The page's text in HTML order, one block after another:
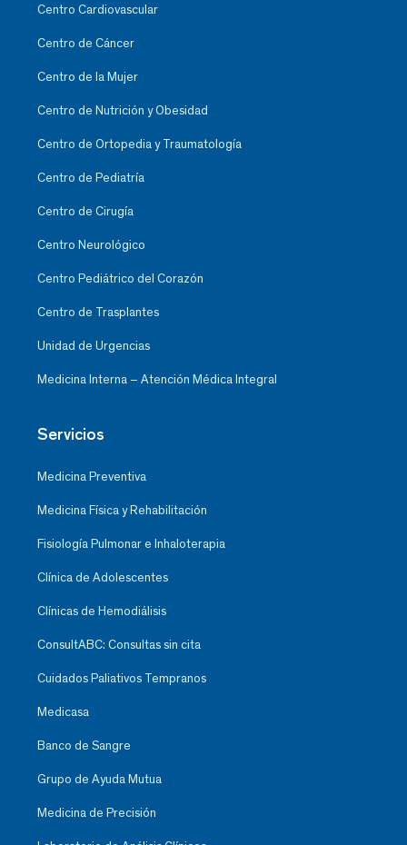
Centro Cardiovascular
Centro de Cáncer
Centro de la Mujer
Centro de Nutrición y Obesidad
Centro de Ortopedia y Traumatología
Centro de Pediatría
Centro de Cirugía
Centro Neurológico
Centro Pediátrico del Corazón
Centro de Trasplantes
Unidad de Urgencias
Medicina Interna – Atención Médica Integral
Servicios
Medicina Preventiva
Medicina Física y Rehabilitación
Fisiología Pulmonar e Inhaloterapia
Clínica de Adolescentes
Clínicas de Hemodiálisis
ConsultABC: Consultas sin cita
Cuidados Paliativos Tempranos
Medicasa
Banco de Sangre
Grupo de Ayuda Mutua
Medicina de Precisión